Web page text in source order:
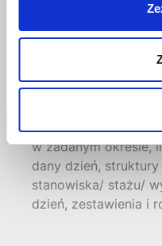
Oprogramowanie
działania w zakresie
zestawienia listy
zestawienia
potrąceń, dodatków,
zestawienia osób
w zadanym okresie,
dany dzień,
stanowiska/ stażu/
dzień, zestawienia i